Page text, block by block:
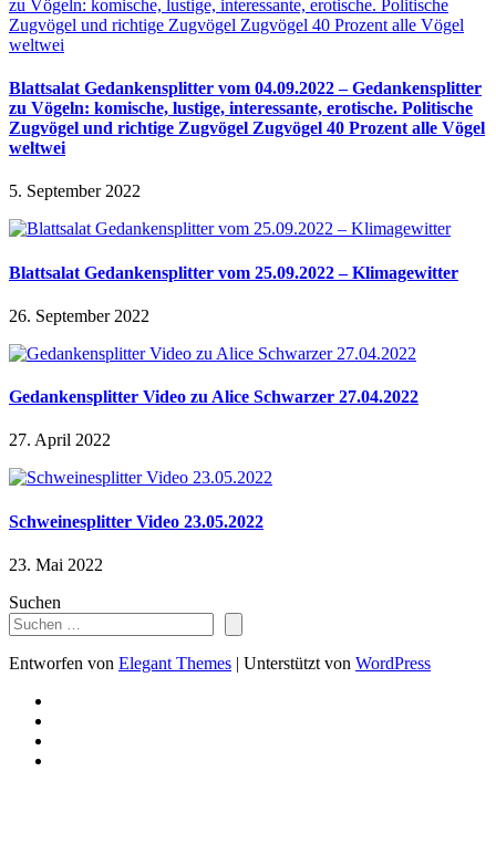
Blattsalat Gedankensplitter vom 04.09.2022 – Gedankensplitter
zu Vögeln: komische, lustige, interessante, erotische. Politische
Zugvögel und richtige Zugvögel Zugvögel 40 Prozent alle Vögel
weltwei
5. September 2022
Blattsalat Gedankensplitter vom 25.09.2022 – Klimagewitter
26. September 2022
Gedankensplitter Video zu Alice Schwarzer 27.04.2022
27. April 2022
Schweinesplitter Video 23.05.2022
23. Mai 2022
Suchen
Entworfen von Elegant Themes | Unterstützt von WordPress